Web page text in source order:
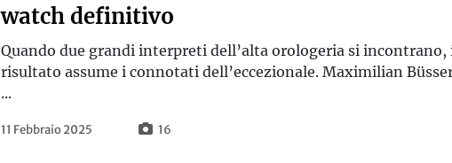
watch definitivo
Quando due grandi interpreti dell’alta orologeria si incontrano,
risultato assume i connotati dell’eccezionale. Maximilian
...
11 Febbraio 2025 16